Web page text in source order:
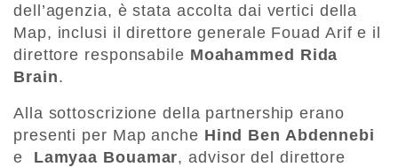
dell’agenzia, è stata accolta dai vertici della
Map, inclusi il direttore generale Fouad Arif e il
direttore responsabile Moahammed Rida
Brain.
Alla sottoscrizione della partnership erano
presenti per Map anche Hind Ben Abdennebi
e Lamyaa Bouamar, advisor del direttore